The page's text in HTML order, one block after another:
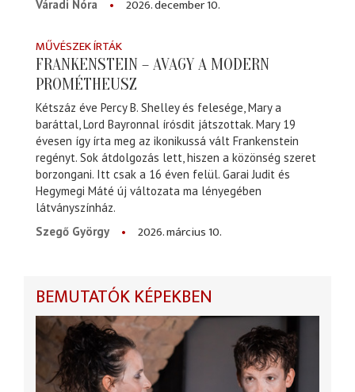
Váradi Nóra
2026. december 10.
MŰVÉSZEK ÍRTÁK
FRANKENSTEIN – AVAGY A MODERN
PROMÉTHEUSZ
Kétszáz éve Percy B. Shelley és felesége, Mary a
baráttal, Lord Bayronnal írósdit játszottak. Mary 19
évesen így írta meg az ikonikussá vált Frankenstein
regényt. Sok átdolgozás lett, hiszen a közönség szeret
borzongani. Itt csak a 16 éven felül. Garai Judit és
Hegymegi Máté új változata ma lényegében
látványszínház.
Szegő György
2026. március 10.
BEMUTATÓK KÉPEKBEN